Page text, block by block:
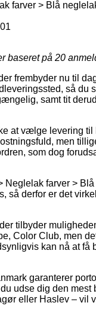
farver > Blå
baseret på 20
frembyder nu til
så du
samt tit
at vælge levering
men
som dog
Neglelak farver >
så derfor er det
tilbyder
Color Club, men
kan nå at få
garanterer
udse dig den
eller Haslev – vil